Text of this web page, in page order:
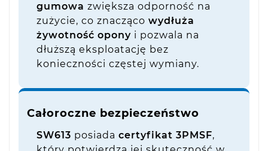
gumowa zwiększa odporność na
zużycie, co znacząco wydłuża
żywotność opony i pozwala na
dłuższą eksploatację bez
konieczności częstej wymiany.
Całoroczne bezpieczeństwo
SW613 posiada certyfikat 3PMSF,